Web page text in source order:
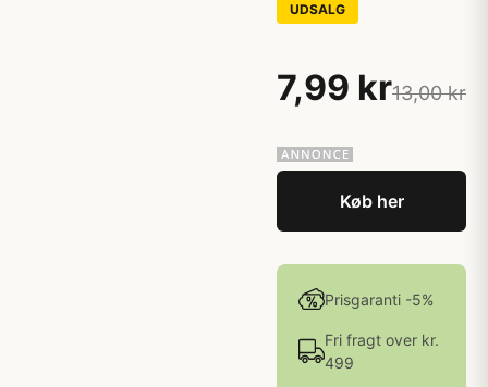
UDSALG
7,99 kr13,00 kr
Køb her
Prisgaranti -5%
Fri fragt over kr.
499